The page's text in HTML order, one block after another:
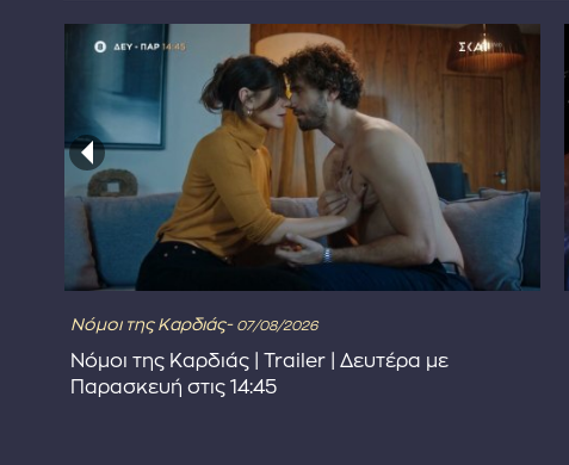
Νόμοι της Καρδιάς- 07/08/2026
Νόμοι της Καρδιάς | Trailer | Δευτέρα με
Παρασκευή στις 14:45